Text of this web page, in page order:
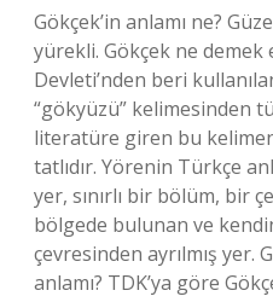
Gökçek’in anlamı ne?
yürekli. Gökçek ne
Devleti’nden beri
“gökyüzü” kelimesinden
literatüre giren bu
tatlıdır. Yörenin Türkçe
yer, sınırlı bir bölüm, bir
bölgede bulunan ve
çevresinden ayrılmış yer.
anlamı? TDK’ya göre